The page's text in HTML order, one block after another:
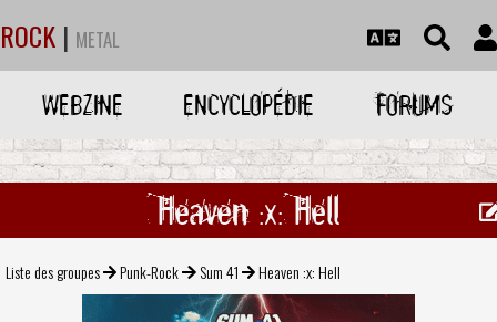
ROCK | METAL
WEBZINE ENCYCLOPÉDIE FORUMS
Heaven :x: Hell
Liste des groupes Punk-Rock Sum 41 Heaven :x: Hell